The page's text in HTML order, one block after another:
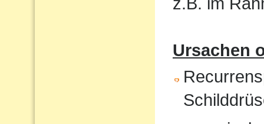
Ursachen